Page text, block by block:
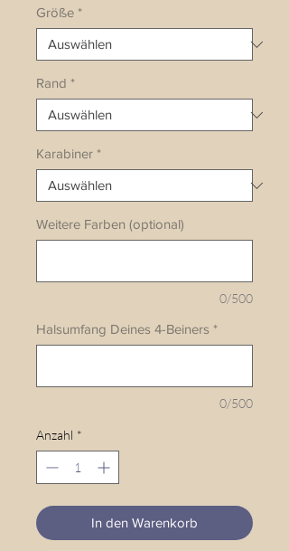
Größe *
Rand *
Karabiner *
Weitere Farben (optional)
0/500
Halsumfang Deines 4-Beiners *
0/500
Anzahl *
In den Warenkorb